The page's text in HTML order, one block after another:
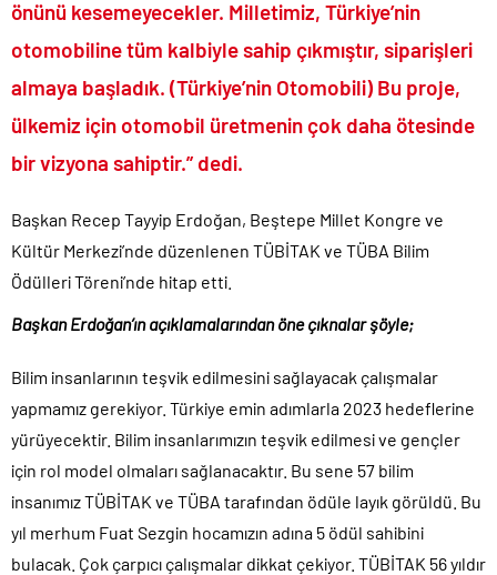
TÜİK sipariş enflasyon oranlarını açıkladı!.
TÜİK kira zam oranını yüzde 31 olarak açıkladı..
Etimesgut Belediye Başkanı Erdal Beşikçioğlu hakkında
Donald Trump’ın İran saldırılarını durdurma kararını Netanyahu da
sosyal medyadan öğrendi..
Merkez Bankası’ndan Kripto Varlık Merkezi Kayıt Sistemi’ne onay..
önünü kesemeyecekler. Milletimiz, Türkiye’nin
otomobiline tüm kalbiyle sahip çıkmıştır, siparişleri
almaya başladık. (Türkiye’nin Otomobili) Bu proje,
ülkemiz için otomobil üretmenin çok daha ötesinde
bir vizyona sahiptir.” dedi.
Başkan Recep Tayyip Erdoğan, Beştepe Millet Kongre ve
Kültür Merkezi’nde düzenlenen TÜBİTAK ve TÜBA Bilim
Ödülleri Töreni’nde hitap etti.
Başkan Erdoğan’ın açıklamalarından öne çıknalar şöyle;
Bilim insanlarının teşvik edilmesini sağlayacak çalışmalar
yapmamız gerekiyor. Türkiye emin adımlarla 2023 hedeflerine
yürüyecektir. Bilim insanlarımızın teşvik edilmesi ve gençler
için rol model olmaları sağlanacaktır. Bu sene 57 bilim
insanımız TÜBİTAK ve TÜBA tarafından ödüle layık görüldü. Bu
yıl merhum Fuat Sezgin hocamızın adına 5 ödül sahibini
bulacak. Çok çarpıcı çalışmalar dikkat çekiyor. TÜBİTAK 56 yıldır